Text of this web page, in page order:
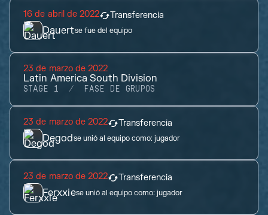
16 de abril de 2022 Transferencia
Dauertse fue del equipo
23 de marzo de 2022
Latin America South Division
STAGE 1 FASE DE GRUPOS
23 de marzo de 2022 Transferencia
Degodse unió al equipo como:jugador
23 de marzo de 2022 Transferencia
Ferxxiese unió al equipo como:jugador